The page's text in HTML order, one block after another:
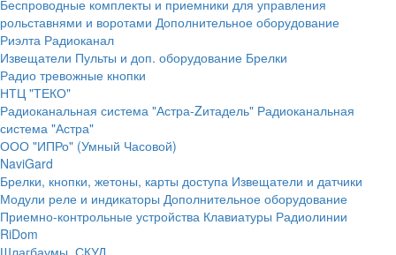
Беспроводные комплекты и приемники для управления
рольставнями и воротами Дополнительное оборудование
Риэлта Радиоканал
Извещатели Пульты и доп. оборудование Брелки
Радио тревожные кнопки
НТЦ "ТЕКО"
Радиоканальная система "Астра-Zитадель" Радиоканальная
система "Астра"
ООО "ИПРо" (Умный Часовой)
NaviGard
Брелки, кнопки, жетоны, карты доступа Извещатели и датчики
Модули реле и индикаторы Дополнительное оборудование
Приемно-контрольные устройства Клавиатуры Радиолинии
RiDom